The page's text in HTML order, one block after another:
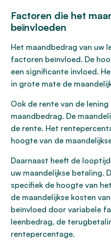
Factoren die het
beïnvloeden
Het maandbedrag van uw
factoren beïnvloed. De
een significante invloed.
in grote mate de
Ook de rente van de
maandbedrag. De
de rente. Het
hoogte van de
Daarnaast heeft de
uw maandelijkse betaling.
specifiek de hoogte van
de maandelijkse kosten
beïnvloed door variabele
leenbedrag, de
rentepercentage.